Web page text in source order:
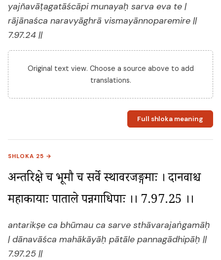
yajñavāṭagatāścāpi munayaḥ sarva eva te |
rājānaśca naravyāghrā vismayānnoparemire ||
7.97.24 ||
Original text view. Choose a source above to add
translations.
Full shloka meaning
SHLOKA 25 →
अन्तरिक्षे च भूमौ च सर्वे स्थावरजङ्गमाः । दानवाश्च
महाकायाः पाताले पन्नगाधिपाः ।। 7.97.25 ।।
antarikṣe ca bhūmau ca sarve sthāvarajaṅgamāḥ
| dānavāśca mahākāyāḥ pātāle pannagādhipāḥ ||
7.97.25 ||